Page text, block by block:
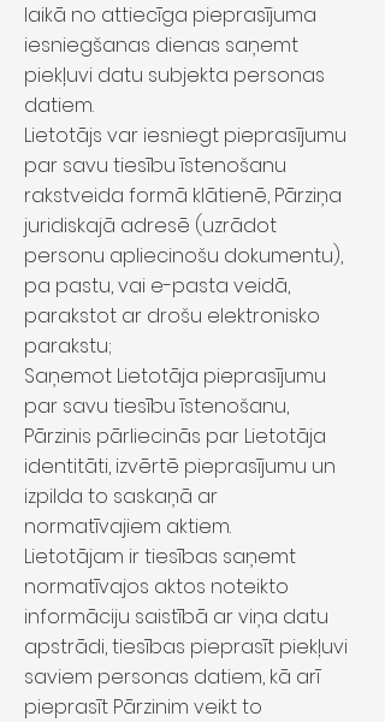
laikā no attiecīga pieprasījuma
iesniegšanas dienas saņemt
piekļuvi datu subjekta personas
datiem.
Lietotājs var iesniegt pieprasījumu
par savu tiesību īstenošanu
rakstveida formā klātienē, Pārziņa
juridiskajā adresē (uzrādot
personu apliecinošu dokumentu),
pa pastu, vai e-pasta veidā,
parakstot ar drošu elektronisko
parakstu;
Saņemot Lietotāja pieprasījumu
par savu tiesību īstenošanu,
Pārzinis pārliecinās par Lietotāja
identitāti, izvērtē pieprasījumu un
izpilda to saskaņā ar
normatīvajiem aktiem.
Lietotājam ir tiesības saņemt
normatīvajos aktos noteikto
informāciju saistībā ar viņa datu
apstrādi, tiesības pieprasīt piekļuvi
saviem personas datiem, kā arī
pieprasīt Pārzinim veikt to